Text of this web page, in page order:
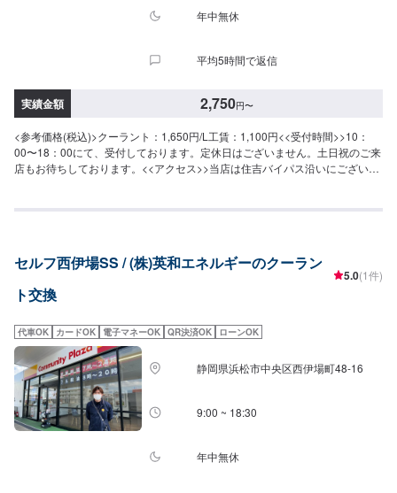
年中無休
平均5時間で返信
実績金額 2,750円〜
<参考価格(税込)>クーラント：1,650円/L工賃：1,100円<<受付時間>>10：
00〜18：00にて、受付しております。定休日はございません。土日祝のご来
店もお待ちしております。<<アクセス>>当店は住吉バイパス沿いにございま
セルフ西伊場SS / (株)英和エネルギーのクーラン
ト交換
5.0(1件)
代車OK カードOK 電子マネーOK QR決済OK ローンOK
静岡県浜松市中央区西伊場町48-16
9:00 ~ 18:30
年中無休